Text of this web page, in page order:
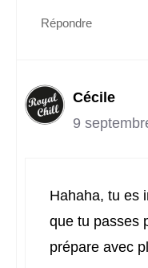
Répondre
Cécile
9
Hahaha, tu es
que tu passes
prépare avec